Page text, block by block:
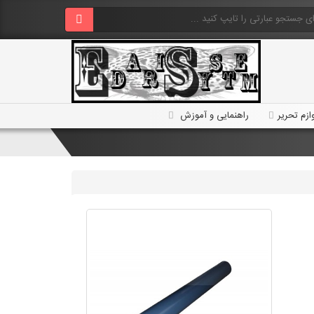
تحریر راهنمایی و آموزش